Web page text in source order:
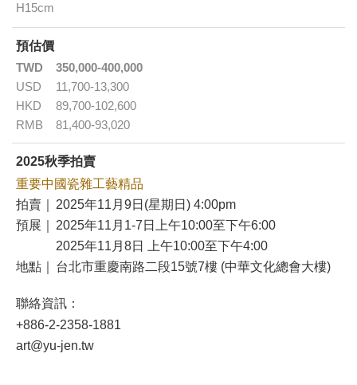
H15cm
預估價
TWD
350,000-400,000
USD
11,700-13,300
HKD
89,700-102,600
RMB
81,400-93,020
2025秋季拍賣
重要中國瓷雜工藝精品
拍賣｜
2025年11月9日(星期日) 4:00pm
預展｜
2025年11月1-7日上午10:00至下午6:00
2025年11月8日 上午10:00至下午4:00
地點｜
台北市重慶南路二段15號7樓 (中華文化總會大樓)
聯絡資訊：
+886-2-2358-1881
art@yu-jen.tw